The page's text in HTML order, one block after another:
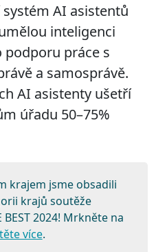
AI asistentů
inteligenci
podporu práce s
a samosprávě.
AI asistenty ušetří
úřadu 50–75%
krajem jsme obsadili
krajů soutěže
BEST 2024! Mrkněte na
více.